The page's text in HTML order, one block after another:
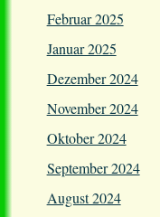
Februar 2025
Januar 2025
Dezember 2024
November 2024
Oktober 2024
September 2024
August 2024